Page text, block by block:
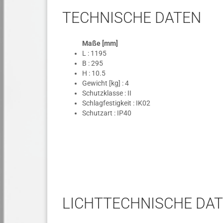
TECHNISCHE DATEN
Maße [mm]
L : 1195
B : 295
H : 10.5
Gewicht [kg] : 4
Schutzklasse : II
Schlagfestigkeit : IK02
Schutzart : IP40
LICHTTECHNISCHE